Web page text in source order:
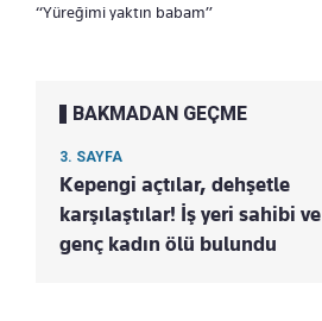
“Yüreğimi yaktın babam”
BAKMADAN GEÇME
3. SAYFA
Kepengi açtılar, dehşetle
karşılaştılar! İş yeri sahibi ve
genç kadın ölü bulundu